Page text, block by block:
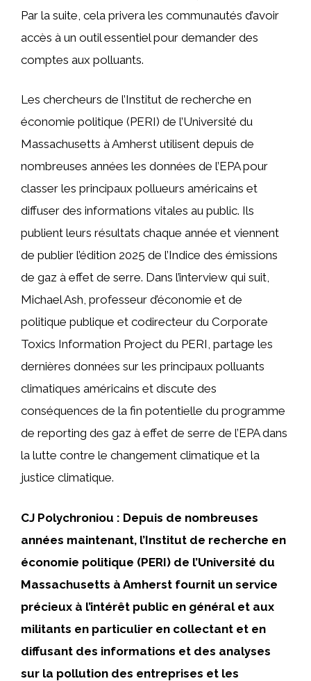
Par la suite, cela privera les communautés d’avoir
accès à un outil essentiel pour demander des
comptes aux polluants.
Les chercheurs de l’Institut de recherche en
économie politique (PERI) de l’Université du
Massachusetts à Amherst utilisent depuis de
nombreuses années les données de l’EPA pour
classer les principaux pollueurs américains et
diffuser des informations vitales au public. Ils
publient leurs résultats chaque année et viennent
de publier l’édition 2025 de l’Indice des émissions
de gaz à effet de serre. Dans l’interview qui suit,
Michael Ash, professeur d’économie et de
politique publique et codirecteur du Corporate
Toxics Information Project du PERI, partage les
dernières données sur les principaux polluants
climatiques américains et discute des
conséquences de la fin potentielle du programme
de reporting des gaz à effet de serre de l’EPA dans
la lutte contre le changement climatique et la
justice climatique.
CJ Polychroniou : Depuis de nombreuses
années maintenant, l’Institut de recherche en
économie politique (PERI) de l’Université du
Massachusetts à Amherst fournit un service
précieux à l’intérêt public en général et aux
militants en particulier en collectant et en
diffusant des informations et des analyses
sur la pollution des entreprises et les